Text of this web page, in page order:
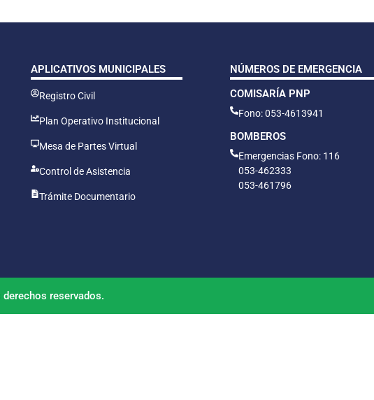
APLICATIVOS MUNICIPALES
Registro Civil
Plan Operativo Institucional
Mesa de Partes Virtual
Control de Asistencia
Trámite Documentario
NÚMEROS DE EMERGENCIA
COMISARÍA PNP
Fono: 053-4613941
BOMBEROS
Emergencias Fono: 116
053-462333
053-461796
reservados.